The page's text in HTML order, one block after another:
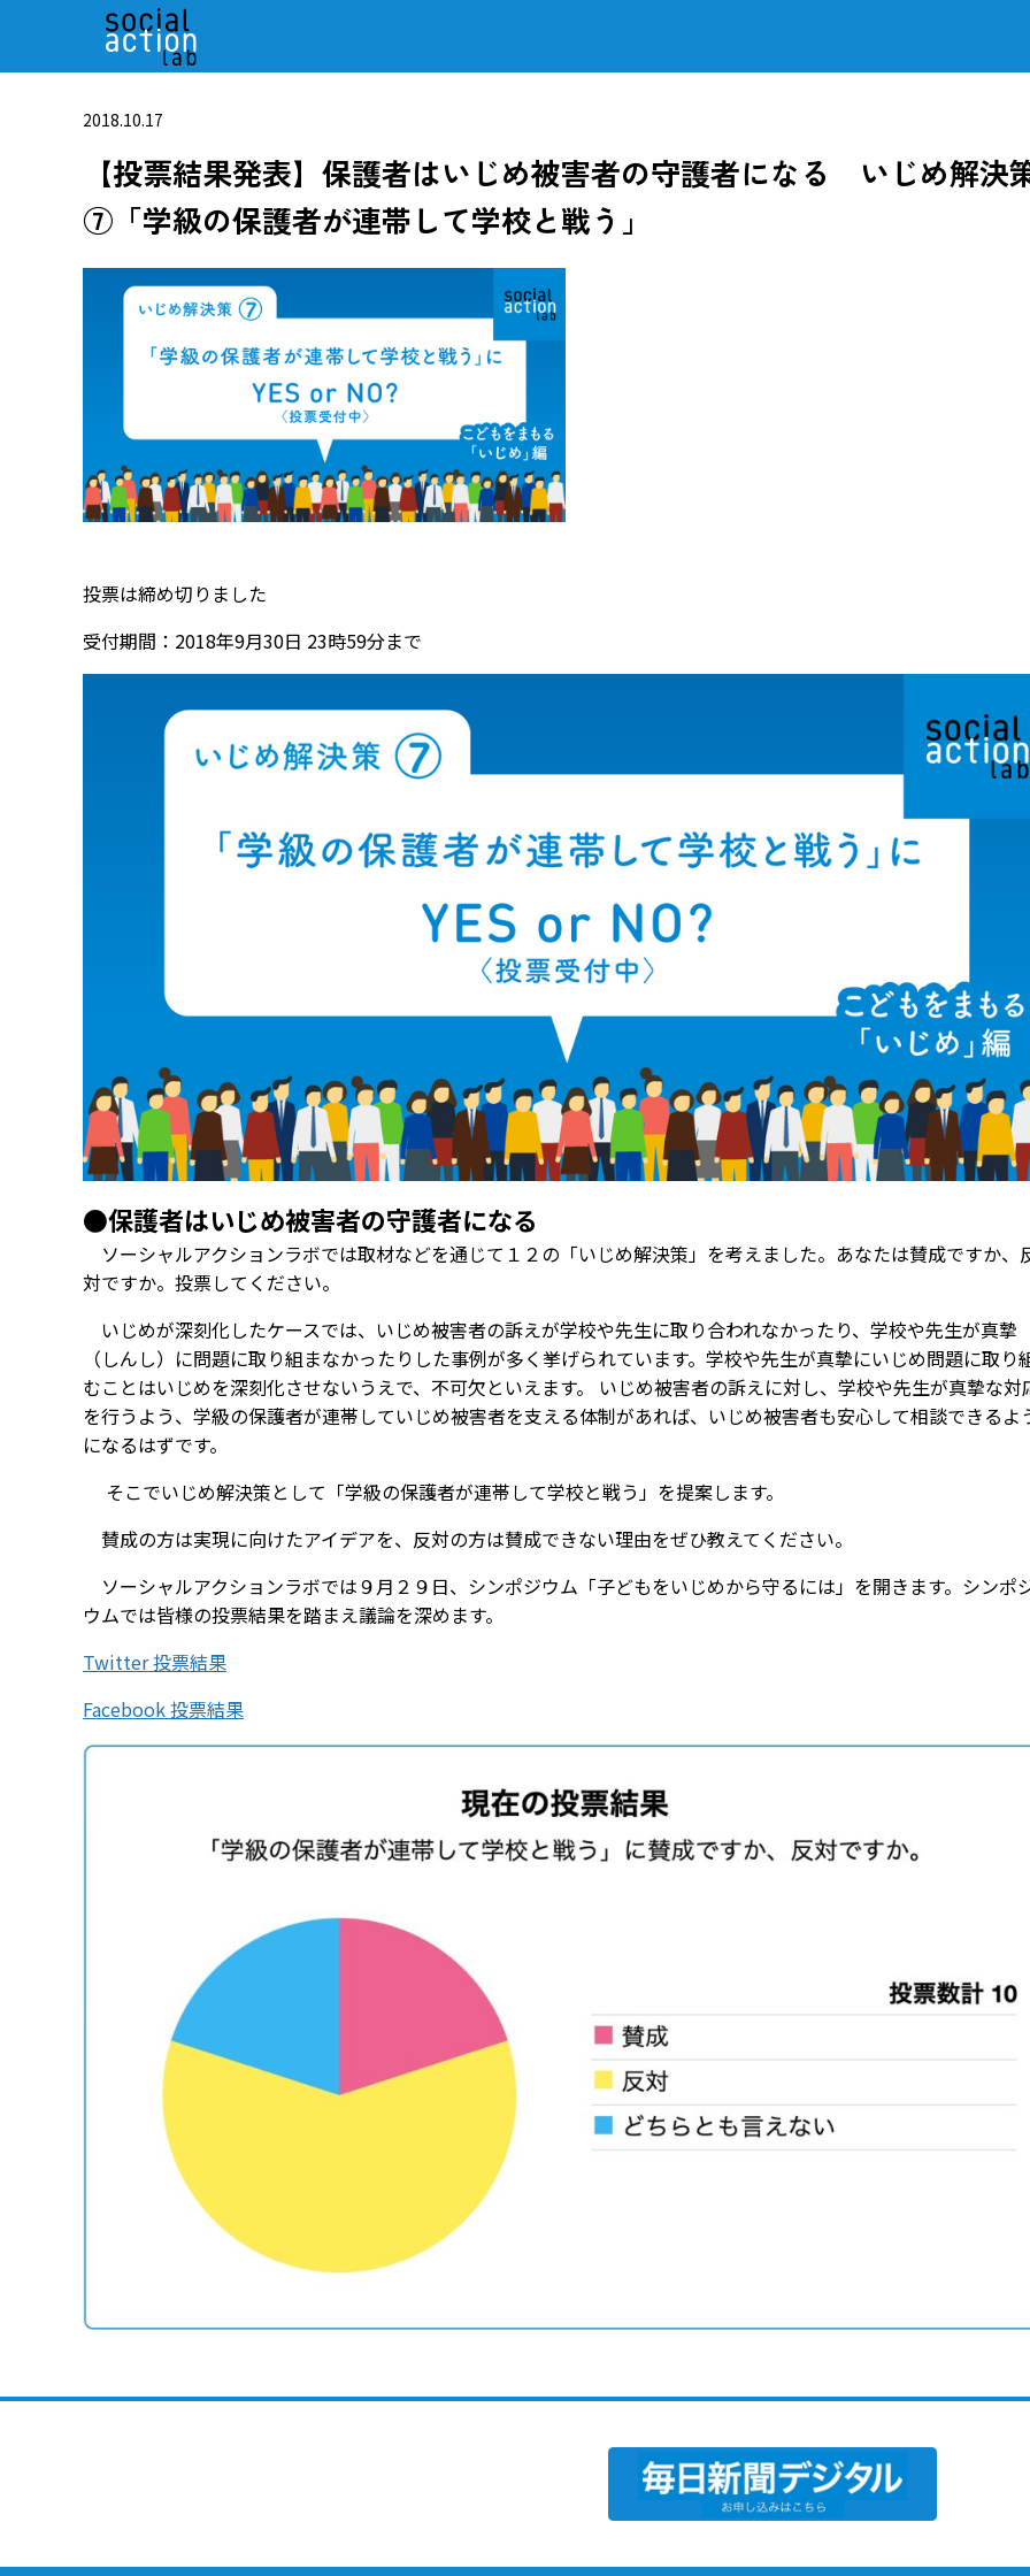
2018.10.17
【投票結果発表】保護者はいじめ被害者の守護者になる いじめ解決
⑦「学級の保護者が連帯して学校と戦う」
投票は締め切りました
受付期間：2018年9月30日 23時59分まで
●保護者はいじめ被害者の守護者になる
ソーシャルアクションラボでは取材などを通じて１２の「いじめ解決策」を考えました。あなたは賛成ですか、
対ですか。投票してください。
いじめが深刻化したケースでは、いじめ被害者の訴えが学校や先生に取り合われなかったり、学校や先生が真摯
（しんし）に問題に取り組まなかったりした事例が多く挙げられています。学校や先生が真摯にいじめ問題に取り
むことはいじめを深刻化させないうえで、不可欠といえます。 いじめ被害者の訴えに対し、学校や先生が真摯な対
を行うよう、学級の保護者が連帯していじめ被害者を支える体制があれば、いじめ被害者も安心して相談できるよ
になるはずです。
そこでいじめ解決策として「学級の保護者が連帯して学校と戦う」を提案します。
賛成の方は実現に向けたアイデアを、反対の方は賛成できない理由をぜひ教えてください。
ソーシャルアクションラボでは９月２９日、シンポジウム「子どもをいじめから守るには」を開きます。シンポ
ウムでは皆様の投票結果を踏まえ議論を深めます。
Twitter 投票結果
Facebook 投票結果